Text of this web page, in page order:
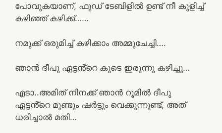
പോവുകയാണ്, ഫുഡ് ടേബിളിൽ ഉണ്ട് നീ കുളിച്ച്
കഴിഞ്ഞ് കഴിക്ക്……
നമുക്ക് ഒരുമിച്ച് കഴിക്കാം അമ്മുചേച്ചി….
ഞാൻ ദീപു ഏട്ടൻ്റെ കൂടെ ഇരുന്നു കഴിച്ചു…
എടാ..അമിത് നിനക്ക് ഞാൻ റൂമിൽ ദീപു
ഏട്ടൻ്റെ മുണ്ടും ഷർട്ടും വെക്കുന്നുണ്ട്, അത്
ധരിച്ചാൽ മതി…